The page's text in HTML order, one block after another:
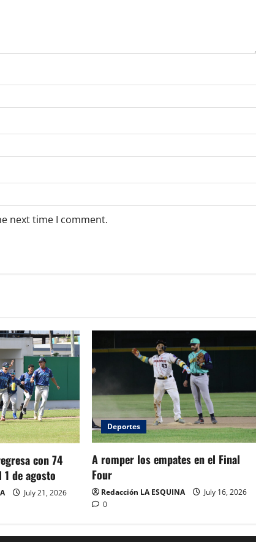
next time I comment.
con 74
de agosto
July 21, 2026
Deportes
A romper los empates en el Final
Four
Redacción LA ESQUINA
July 16, 2026
0